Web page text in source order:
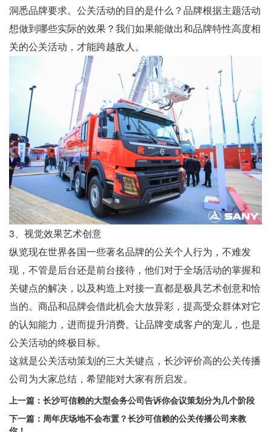
洞悉品牌要求。公关活动的目的是什么？品牌根据主题活动
想做到哪些实际的效果？我们如果能做出和品牌特性高度相
关的公关活动，才能跨越敌人。
3、视觉效果艺术创意
纵览现在世界各国一些著名品牌的公关个人行为，不难发
现，不管是后台还是前台接待，他们对于全场活动的掌握和
关键点的解决，以及构造上对接一直都是极具艺术创意和恰
当的。商品和品牌会借此机会大放异彩，提高受众群体对它
的认知能力，进而提升消费。让品牌变成客户的宠儿，也是
公关活动的终极目标。
这就是公关活动策划的三大关键点，长沙评价高的公关传播
公司为大家总结，希望能对大家有所启发。
上一篇： 长沙可信赖的大型会务公司告诉你会议策划分为几个阶段
下一篇： 周年庆场地不会布置？长沙可信赖的公关传播公司来教